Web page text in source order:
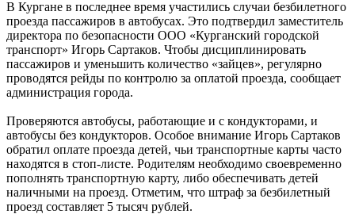
В Кургане в последнее время участились случаи безбилетного
проезда пассажиров в автобусах. Это подтвердил заместитель
директора по безопасности ООО «Курганский городской
транспорт» Игорь Сартаков. Чтобы дисциплинировать
пассажиров и уменьшить количество «зайцев», регулярно
проводятся рейды по контролю за оплатой проезда, сообщает
администрация города.
Проверяются автобусы, работающие и с кондукторами, и
автобусы без кондукторов. Особое внимание Игорь Сартаков
обратил оплате проезда детей, чьи транспортные карты часто
находятся в стоп-листе. Родителям необходимо своевременно
пополнять транспортную карту, либо обеспечивать детей
наличными на проезд. Отметим, что штраф за безбилетный
проезд составляет 5 тысяч рублей.